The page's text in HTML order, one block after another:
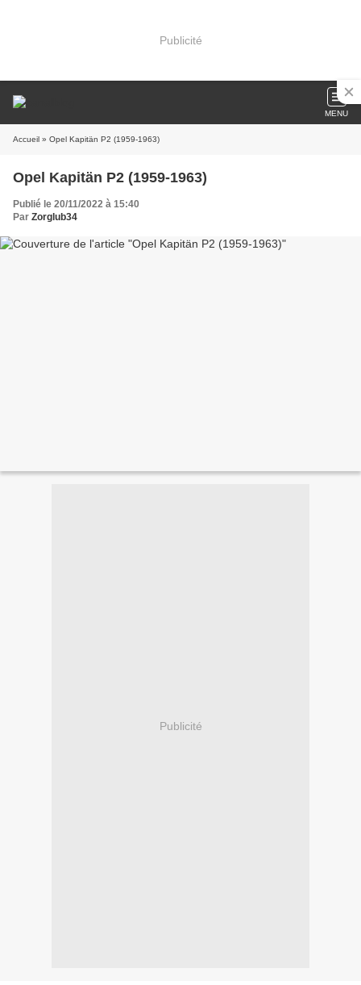
Publicité
MENU
Accueil » Opel Kapitän P2 (1959-1963)
Opel Kapitän P2 (1959-1963)
Publié le 20/11/2022 à 15:40
Par Zorglub34
Publicité